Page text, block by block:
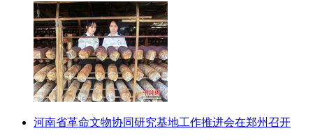
河南省革命文物协同研究基地工作推进会在郑州召开